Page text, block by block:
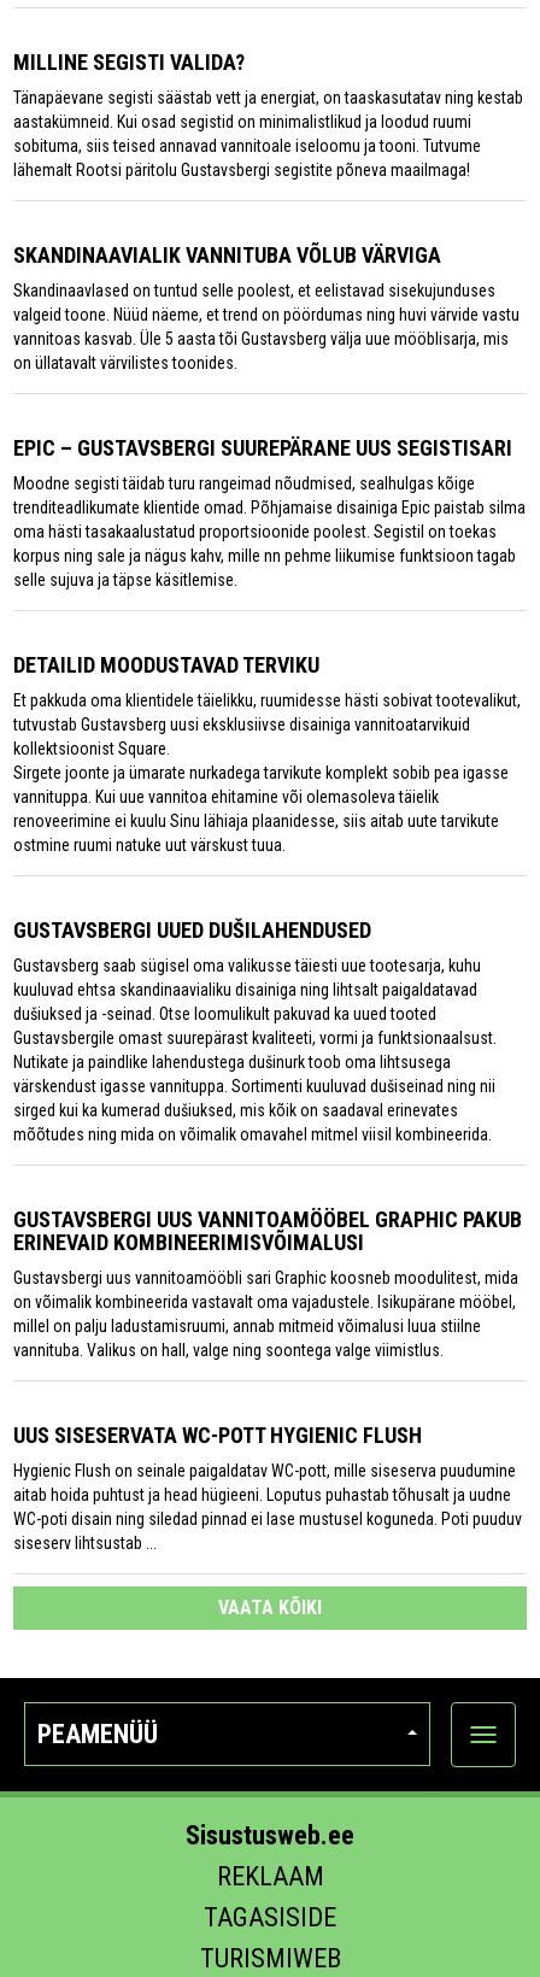
MILLINE SEGISTI VALIDA?
Tänapäevane segisti säästab vett ja energiat, on taaskasutatav ning kestab
aastakümneid. Kui osad segistid on minimalistlikud ja loodud ruumi
sobituma, siis teised annavad vannitoale iseloomu ja tooni. Tutvume
lähemalt Rootsi päritolu Gustavsbergi segistite põneva maailmaga!
SKANDINAAVIALIK VANNITUBA VÕLUB VÄRVIGA
Skandinaavlased on tuntud selle poolest, et eelistavad sisekujunduses
valgeid toone. Nüüd näeme, et trend on pöördumas ning huvi värvide vastu
vannitoas kasvab. Üle 5 aasta tõi Gustavsberg välja uue mööblisarja, mis
on üllatavalt värvilistes toonides.
EPIC – GUSTAVSBERGI SUUREPÄRANE UUS SEGISTISARI
Moodne segisti täidab turu rangeimad nõudmised, sealhulgas kõige
trenditeadlikumate klientide omad. Põhjamaise disainiga Epic paistab silma
oma hästi tasakaalustatud proportsioonide poolest. Segistil on toekas
korpus ning sale ja nägus kahv, mille nn pehme liikumise funktsioon tagab
selle sujuva ja täpse käsitlemise.
DETAILID MOODUSTAVAD TERVIKU
Et pakkuda oma klientidele täielikku, ruumidesse hästi sobivat tootevalikut,
tutvustab Gustavsberg uusi eksklusiivse disainiga vannitoatarvikuid
kollektsioonist Square.
Sirgete joonte ja ümarate nurkadega tarvikute komplekt sobib pea igasse
vannituppa. Kui uue vannitoa ehitamine või olemasoleva täielik
renoveerimine ei kuulu Sinu lähiaja plaanidesse, siis aitab uute tarvikute
ostmine ruumi natuke uut värskust tuua.
GUSTAVSBERGI UUED DUŠILAHENDUSED
Gustavsberg saab sügisel oma valikusse täiesti uue tootesarja, kuhu
kuuluvad ehtsa skandinaavialiku disainiga ning lihtsalt paigaldatavad
dušiuksed ja -seinad. Otse loomulikult pakuvad ka uued tooted
Gustavsbergile omast suurepärast kvaliteeti, vormi ja funktsionaalsust.
Nutikate ja paindlike lahendustega dušinurk toob oma lihtsusega
värskendust igasse vannituppa. Sortimenti kuuluvad dušiseinad ning nii
sirged kui ka kumerad dušiuksed, mis kõik on saadaval erinevates
mõõtudes ning mida on võimalik omavahel mitmel viisil kombineerida.
GUSTAVSBERGI UUS VANNITOAMÖÖBEL GRAPHIC PAKUB
ERINEVAID KOMBINEERIMISVÕIMALUSI
Gustavsbergi uus vannitoamööbli sari Graphic koosneb moodulitest, mida
on võimalik kombineerida vastavalt oma vajadustele. Isikupärane mööbel,
millel on palju ladustamisruumi, annab mitmeid võimalusi luua stiilne
vannituba. Valikus on hall, valge ning soontega valge viimistlus.
UUS SISESERVATA WC-POTT HYGIENIC FLUSH
Hygienic Flush on seinale paigaldatav WC-pott, mille siseserva puudumine
aitab hoida puhtust ja head hügieeni. Loputus puhastab tõhusalt ja uudne
WC-poti disain ning siledad pinnad ei lase mustusel koguneda. Poti puuduv
siseserv lihtsustab ...
VAATA KÕIKI
PEAMENÜÜ
Ava
Sisustusweb.ee
REKLAAM
TAGASISIDE
TURISMIWEB